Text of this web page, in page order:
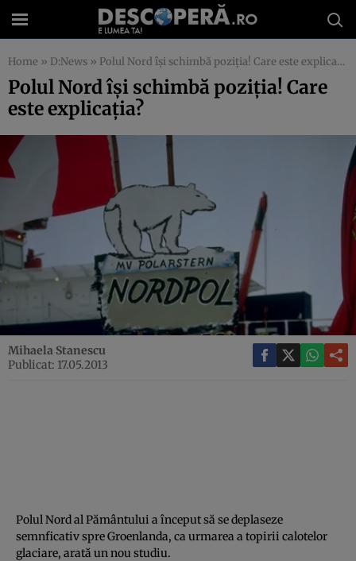
Home » D:News » Polul Nord îşi schimbă poziţia! Care este explicaţia?
Polul Nord îşi schimbă poziţia! Care
este explicaţia?
Mihaela Stanescu
Publicat: 17.05.2013
Polul Nord al Pământului a început să se deplaseze
semnficativ spre Groenlanda, ca urmarea a topirii calotelor
glaciare, arată un nou studiu.